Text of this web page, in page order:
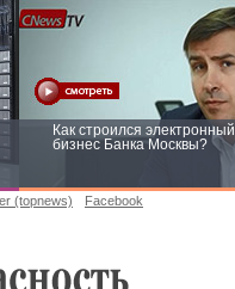
Как строился электронный
бизнес Банка Москвы?
(topnews) Facebook